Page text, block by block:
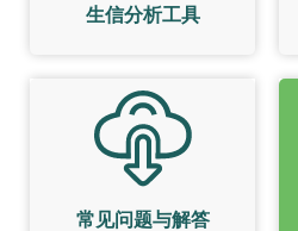
生信分析工具
常见问题与解答